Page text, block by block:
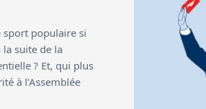
sport populaire si
suite de la
? Et, qui plus
à l’Assemblée